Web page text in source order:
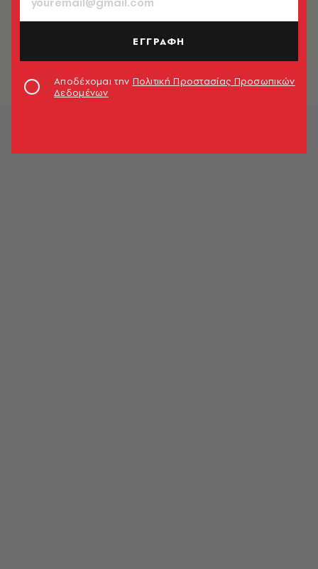
LOOK NEWS
clinéa: Ήρθε η ώρα το δέρμα σου
να ξεδιψάσει!
Look Team
ΕΓΓΡΑΦΗ
Αποδέχομαι την Πολιτική Προστασίας Προσωπικών
Δεδομένων